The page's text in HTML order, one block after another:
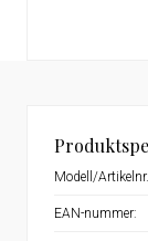
Modell/
EAN-nummer: